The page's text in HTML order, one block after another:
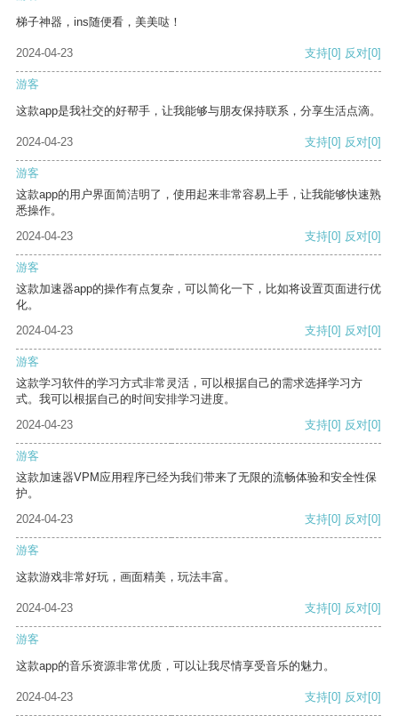
梯子神器，ins随便看，美美哒！
2024-04-23 支持[0] 反对[0]
游客
这款app是我社交的好帮手，让我能够与朋友保持联系，分享生活点滴。
2024-04-23 支持[0] 反对[0]
游客
这款app的用户界面简洁明了，使用起来非常容易上手，让我能够快速熟
悉操作。
2024-04-23
支持[0] 反对[0]
游客
这款加速器app的操作有点复杂，可以简化一下，比如将设置页面进行优
化。
2024-04-23
支持[0] 反对[0]
游客
这款学习软件的学习方式非常灵活，可以根据自己的需求选择学习方
式。我可以根据自己的时间安排学习进度。
2024-04-23
支持[0] 反对[0]
游客
这款加速器VPM应用程序已经为我们带来了无限的流畅体验和安全性保
护。
2024-04-23
支持[0] 反对[0]
游客
这款游戏非常好玩，画面精美，玩法丰富。
2024-04-23 支持[0] 反对[0]
游客
这款app的音乐资源非常优质，可以让我尽情享受音乐的魅力。
2024-04-23 支持[0] 反对[0]